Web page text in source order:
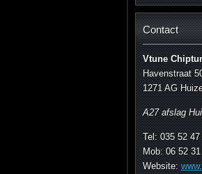
Contact
Vtune
Havenstraat
1271 AG
A27 afslag
Tel: 035 52 47
Mob: 06 52 31
Website: